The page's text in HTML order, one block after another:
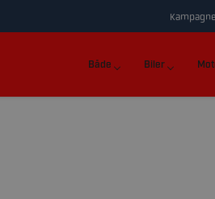
Både Biler